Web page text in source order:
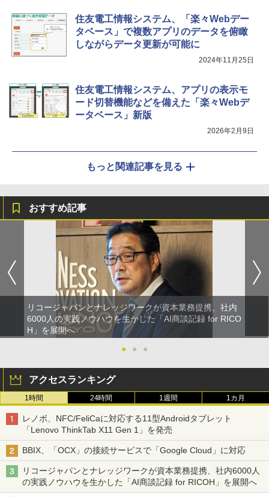
住友電工情報システム、「楽々Webデー
タベース」で複数アプリのデータを俯瞰
しながらデータ更新が可能に
2024年11月25日
住友電工情報システム、アプリの表示モ
ード切替機能などを備えた「楽々Webデ
ータベース」新版
2026年2月9日
もっと関連記事を見る
おすすめ記事
リコージャパンとナレッジワークが資本業務提携、社内
6000人の実践ノウハウを生かした「AI商談記録 for RICO
H」を展開へ
●
● ●
アクセスランキング
1時間 24時間 1週間 1カ月
レノボ、NFC/FeliCaに対応する11型Androidタブレット
「Lenovo ThinkTab X11 Gen 1」を発売
BBIX、「OCX」の接続サービスで「Google Cloud」に対応
リコージャパンとナレッジワークが資本業務提携、社内6000人
の実践ノウハウを生かした「AI商談記録 for RICOH」を展開へ